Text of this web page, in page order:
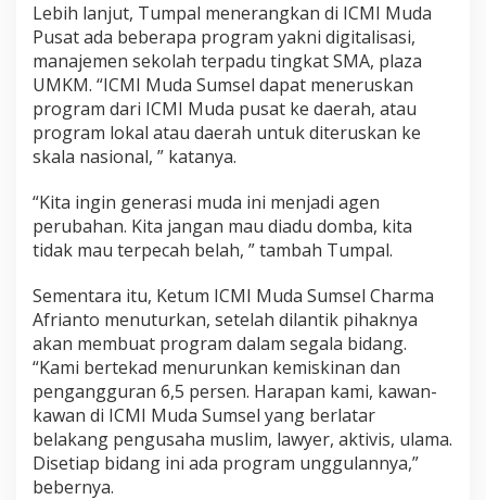
Lebih lanjut, Tumpal menerangkan di ICMI Muda
Pusat ada beberapa program yakni digitalisasi,
manajemen sekolah terpadu tingkat SMA, plaza
UMKM. “ICMI Muda Sumsel dapat meneruskan
program dari ICMI Muda pusat ke daerah, atau
program lokal atau daerah untuk diteruskan ke
skala nasional, ” katanya.
“Kita ingin generasi muda ini menjadi agen
perubahan. Kita jangan mau diadu domba, kita
tidak mau terpecah belah, ” tambah Tumpal.
Sementara itu, Ketum ICMI Muda Sumsel Charma
Afrianto menuturkan, setelah dilantik pihaknya
akan membuat program dalam segala bidang.
“Kami bertekad menurunkan kemiskinan dan
pengangguran 6,5 persen. Harapan kami, kawan-
kawan di ICMI Muda Sumsel yang berlatar
belakang pengusaha muslim, lawyer, aktivis, ulama.
Disetiap bidang ini ada program unggulannya,”
bebernya.